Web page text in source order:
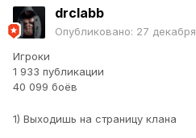
drclabb
Опубликовано: 27
Игроки
1 933 публикации
40 099 боёв
1) Выходишь на страницу клана